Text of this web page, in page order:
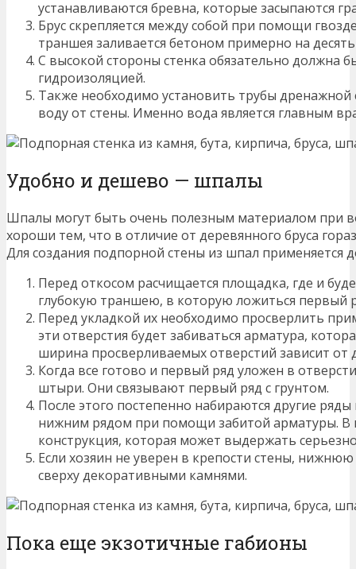
устанавливаются бревна, которые засыпаются
Брус скрепляется между собой при помощи
траншея заливается бетоном примерно на
С высокой стороны стенка обязательно должна
гидроизоляцией.
Также необходимо установить трубы
воду от стены. Именно вода является главным
Удобно и дешево — шпалы
Шпалы могут быть очень полезным материалом при
хороши тем, что в отличие от деревянного бруса
Для создания подпорной стены из шпал применяется
Перед откосом расчищается площадка, где и
глубокую траншею, в которую ложиться первый
Перед укладкой их необходимо просверлить
эти отверстия будет забиваться арматура,
ширина просверливаемых отверстий зависит от
Когда все готово и первый ряд уложен в
штыри. Они связывают первый ряд с грунтом.
После этого постепенно набираются другие
нижним рядом при помощи забитой арматуры. В
конструкция, которая может выдержать
Если хозяин не уверен в крепости стены,
сверху декоративными камнями.
Пока еще экзотичные габионы